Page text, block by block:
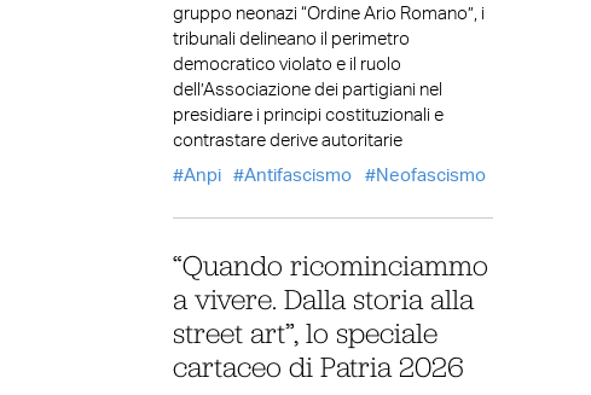
gruppo neonazi “Ordine Ario Romano”, i
tribunali delineano il perimetro
democratico violato e il ruolo
dell’Associazione dei partigiani nel
presidiare i principi costituzionali e
contrastare derive autoritarie
Anpi
Antifascismo Neofascismo
“Quando ricominciammo
a vivere. Dalla storia alla
street art”, lo speciale
cartaceo di Patria 2026